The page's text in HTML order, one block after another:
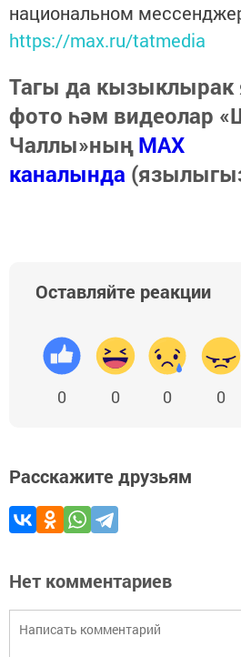
национальном
https://max.ru/tatmedia
Тагы да кызыклырак
фото һәм видеолар
Чаллы»ныңMAX
каналында
Оставляйте реакции
0 0 0 0
Расскажите друзьям
Нет комментариев